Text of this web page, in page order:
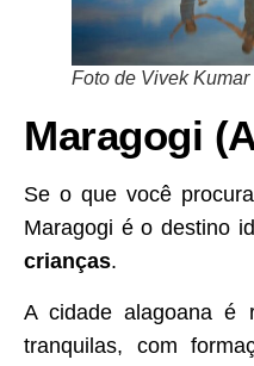
Foto de Vivek Kumar
Maragogi
Se o que você
Maragogi é o destino
crianças.
A cidade alagoana é
tranquilas, com